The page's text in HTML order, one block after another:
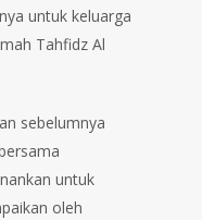
untuk keluarga
Tahfidz Al
sebelumnya
untuk
oleh